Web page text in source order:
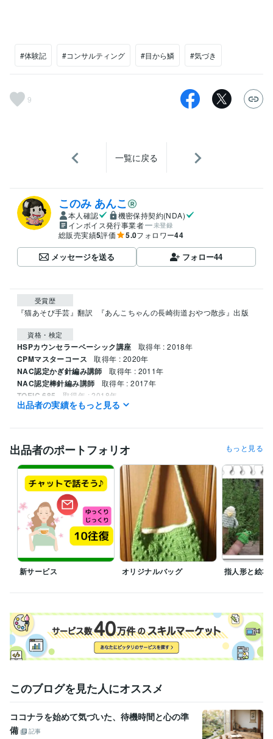
#体験記 #コンサルティング #目から鱗 #気づき
9
一覧に戻る
このみ あんこ
本人確認
機密保持契約(NDA)
インボイス発行事業者
未登録
総販売実績5評価 5.0フォロワー44
メッセージを送る フォロー44
受賞歴
『猫あそび手芸』翻訳 『あんこちゃんの長崎街道おやつ散歩』出版
資格・検定
HSPカウンセラーベーシック講座 取得年 : 2018年
CPMマスターコース 取得年 : 2020年
NAC認定かぎ針編み講師 取得年 : 2011年
NAC認定棒針編み講師 取得年 : 2017年
TOEIC 685 取得年 : 2018年
実用フランス語検定３級 取得年 : 1993年
食品衛生責任者 取得年 : 2017年
普通自動車第一種免許 取得年 : 1994年
実用イタリア語検定5級 取得年 : 2005年
日本語文書処理（ワープロ）技能検定3級 取得年 : 1992年
得意分野
悩み相談・カウンセリング HSPの悩み コミュ障の悩み 仕事が決ま
らない、続かないことの悩み
やりがいを見つけたい シングルマザ
ー、子育ての悩み
話し相手 悩み相談 愚痴聞き hsp 人間関係 子育て
コミュ障
やりがい
シングルマザー
住まい・美容・生活相談 編みぐるみ制作 ニット小物制作
編み物 ニット オリジナルグッズ 小物
出品者の実績をもっと見る
出品者のポートフォリオ もっと見る
新サービス オリジナルバッグ 指人形と絵本
このブログを見た人にオススメ
ココナラを始めて気づいた、待機時間と心の準
備
記事